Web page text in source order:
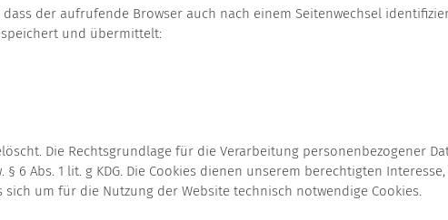
der aufrufende Browser auch nach einem Seitenwechsel
und übermittelt:
Die Rechtsgrundlage für die Verarbeitung personenbezogener
§ 6 Abs. 1 lit. g KDG. Die Cookies dienen unserem berechtigten
um für die Nutzung der Website technisch notwendige Cookies.